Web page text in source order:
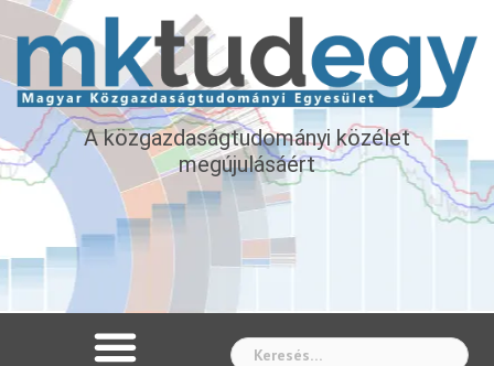
A közgazdaságtudományi közélet
megújulásáért